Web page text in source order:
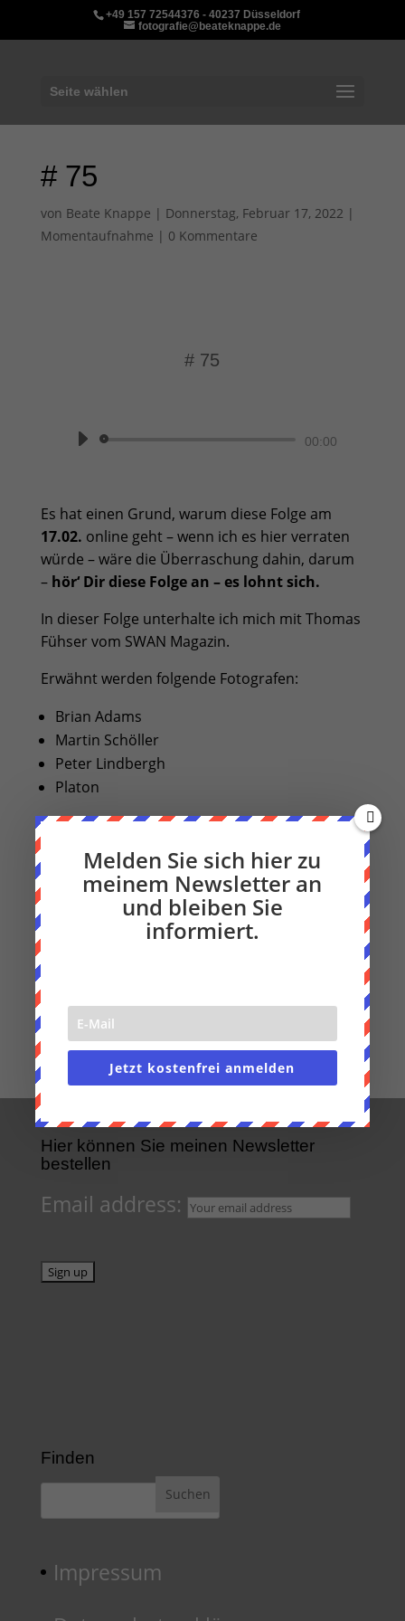
+49 157 72544376 - 40237 Düsseldorf
fotografie@beateknappe.de
Seite wählen
# 75
von Beate Knappe | Donnerstag, Februar 17, 2022 |
Momentaufnahme | 0 Kommentare
# 75
00:00
Es hat einen Grund, warum diese Folge am
17.02. online geht – wenn ich es hier verraten
würde – wäre die Überraschung dahin, darum
– hör‘ Dir diese Folge an – es lohnt sich.
In dieser Folge unterhalte ich mich mit Thomas
Fühser vom SWAN Magazin.
Erwähnt werden folgende Fotografen:
Brian Adams
Martin Schöller
Peter Lindbergh
Platon
Des Weiteren:
Geuer & Geuer
NRW Forum
Co laborare
Photo Pop up Düsseldorf
Hier können Sie meinen Newsletter
bestellen
Email address:
Finden
Impressum
Melden Sie sich hier zu
meinem Newsletter an
und bleiben Sie
informiert.
Jetzt kostenfrei anmelden